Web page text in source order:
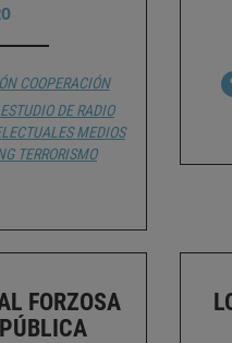
COOPERACIÓN
ESTUDIO DE RADIO
MEDIOS
TERRORISMO
FORZOSA